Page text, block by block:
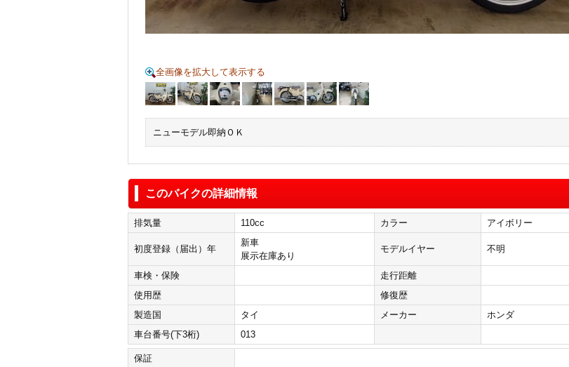
全画像を拡大して表示する
ニューモデル即納ＯＫ
このバイクの詳細情報
排気量 110cc カラー アイボリー
初度登録（届出）年
新車
展示在庫あり
モデルイヤー 不明
車検・保険
走行距離
使用歴
修復歴
製造国
タイ メーカー
ホンダ
車台番号(下3桁)
013
保証